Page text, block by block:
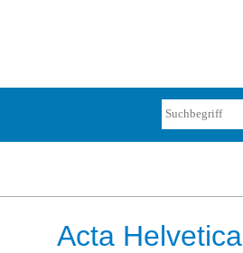
Acta Helvetica